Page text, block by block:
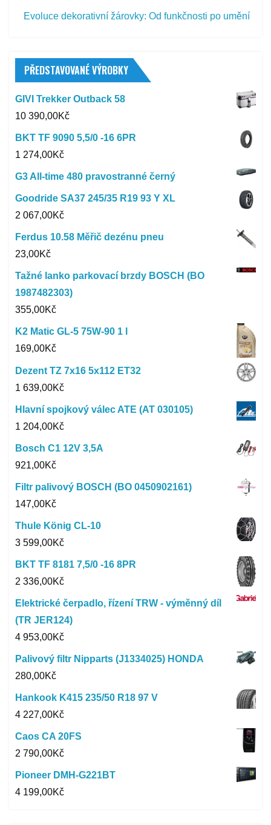
Evoluce dekorativní žárovky: Od funkčnosti po umění
PŘEDSTAVOVANÉ VÝROBKY
GIVI Trekker Outback 58
10 390,00Kč
BKT TF 9090 5,5/0 -16 6PR
1 274,00Kč
G3 All-time 480 pravostranné černý
Goodride SA37 245/35 R19 93 Y XL
2 067,00Kč
Ferdus 10.58 Měřič dezénu pneu
23,00Kč
Tažné lanko parkovací brzdy BOSCH (BO
1987482303)
355,00Kč
K2 Matic GL-5 75W-90 1 l
169,00Kč
Dezent TZ 7x16 5x112 ET32
1 639,00Kč
Hlavní spojkový válec ATE (AT 030105)
1 204,00Kč
Bosch C1 12V 3,5A
921,00Kč
Filtr palivový BOSCH (BO 0450902161)
147,00Kč
Thule König CL-10
3 599,00Kč
BKT TF 8181 7,5/0 -16 8PR
2 336,00Kč
Elektrické čerpadlo, řízení TRW - výměnný díl
(TR JER124)
4 953,00Kč
Palivový filtr Nipparts (J1334025) HONDA
280,00Kč
Hankook K415 235/50 R18 97 V
4 227,00Kč
Caos CA 20FS
2 790,00Kč
Pioneer DMH-G221BT
4 199,00Kč